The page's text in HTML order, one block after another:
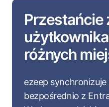
Przestańcie
różnych
ezeep
bezpośrednio z